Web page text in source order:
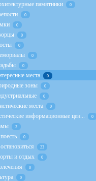
памятники 0
0
0
0
0
0
0
места 0
зоны 0
0
места 0
информационные цен... 0
2
0
23
и отдых 0
0
0